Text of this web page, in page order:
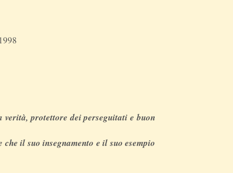
verità, protettore dei perseguitati e buon
il suo insegnamento e il suo esempio